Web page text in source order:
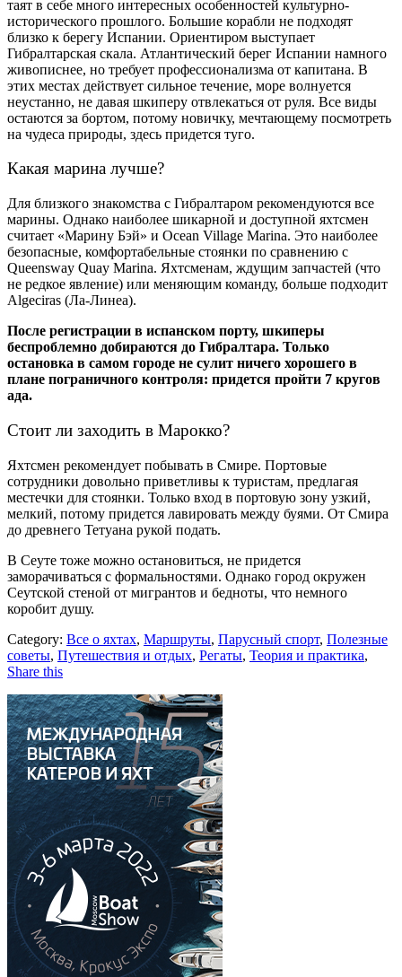
таят в себе много интересных особенностей культурно-
исторического прошлого. Большие корабли не подходят
близко к берегу Испании. Ориентиром выступает
Гибралтарская скала. Атлантический берег Испании намного
живописнее, но требует профессионализма от капитана. В
этих местах действует сильное течение, море волнуется
неустанно, не давая шкиперу отвлекаться от руля. Все виды
остаются за бортом, потому новичку, мечтающему посмотреть
на чудеса природы, здесь придется туго.
Какая марина лучше?
Для близкого знакомства с Гибралтаром рекомендуются все
марины. Однако наиболее шикарной и доступной яхтсмен
считает «Марину Бэй» и Ocean Village Marina. Это наиболее
безопасные, комфортабельные стоянки по сравнению с
Queensway Quay Marina. Яхтсменам, ждущим запчастей (что
не редкое явление) или меняющим команду, больше подходит
Algeciras (Ла-Линеа).
После регистрации в испанском порту, шкиперы
беспроблемно добираются до Гибралтара. Только
остановка в самом городе не сулит ничего хорошего в
плане пограничного контроля: придется пройти 7 кругов
ада.
Стоит ли заходить в Марокко?
Яхтсмен рекомендует побывать в Смире. Портовые
сотрудники довольно приветливы к туристам, предлагая
местечки для стоянки. Только вход в портовую зону узкий,
мелкий, потому придется лавировать между буями. От Смира
до древнего Тетуана рукой подать.
В Сеуте тоже можно остановиться, не придется
заморачиваться с формальностями. Однако город окружен
Сеутской стеной от мигрантов и бедноты, что немного
коробит душу.
Category: Все о яхтах, Маршруты, Парусный спорт, Полезные
советы, Путешествия и отдых, Регаты, Теория и практика,
Share this